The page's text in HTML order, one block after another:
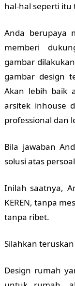
hal-hal seperti itu
Anda berupaya
memberi
gambar
gambar design
Akan lebih baik
arsitek inhouse
professional dan
Bila jawaban
solusi atas
Inilah saatnya,
KEREN, tanpa
tanpa ribet.
Silahkan
Design rumah